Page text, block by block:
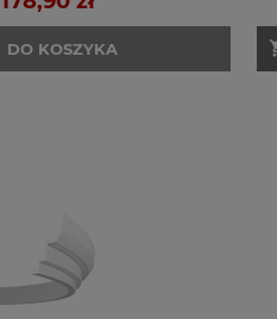
DO KOSZYKA